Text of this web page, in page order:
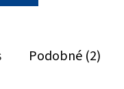
Podobné (2)